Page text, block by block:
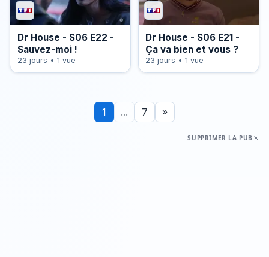
Dr House - S06 E22 -
Sauvez-moi !
23 jours • 1 vue
Dr House - S06 E21 -
Ça va bien et vous ?
23 jours • 1 vue
1 ... 7 »
SUPPRIMER LA PUB